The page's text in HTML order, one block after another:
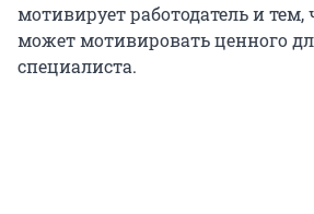
мотивирует работодатель и тем,
может мотивировать ценного
специалиста.